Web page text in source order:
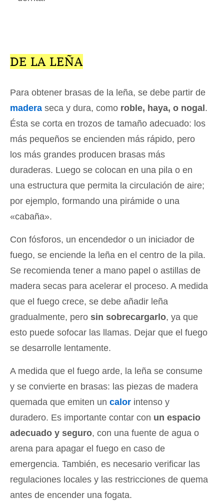
DE LA LEÑA
Para obtener brasas de la leña, se debe partir de
madera seca y dura, como roble, haya, o nogal .
Ésta se corta en trozos de tamaño adecuado: los
más pequeños se encienden más rápido, pero
los más grandes producen brasas más
duraderas. Luego se colocan en una pila o en
una estructura que permita la circulación de aire;
por ejemplo, formando una pirámide o una
«cabaña».
Con fósforos, un encendedor o un iniciador de
fuego, se enciende la leña en el centro de la pila.
Se recomienda tener a mano papel o astillas de
madera secas para acelerar el proceso. A medida
que el fuego crece, se debe añadir leña
gradualmente, pero sin sobrecargarlo, ya que
esto puede sofocar las llamas. Dejar que el fuego
se desarrolle lentamente.
A medida que el fuego arde, la leña se consume
y se convierte en brasas: las piezas de madera
quemada que emiten un calor intenso y
duradero. Es importante contar con un espacio
adecuado y seguro, con una fuente de agua o
arena para apagar el fuego en caso de
emergencia. También, es necesario verificar las
regulaciones locales y las restricciones de quema
antes de encender una fogata.